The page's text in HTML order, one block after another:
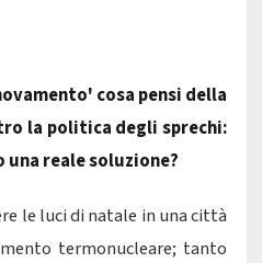
cosa pensi della
la politica degli sprechi:
reale soluzione?
le luci di natale in una città
termonucleare; tanto